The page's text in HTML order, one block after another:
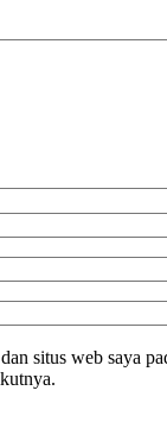
situs web saya